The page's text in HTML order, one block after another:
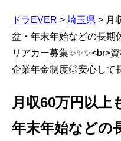
ドラEVER > 埼玉県 > 月
盆・年末年始などの長期
リアカー募集
企業年金制度◎安心して
月収60万円以上
年末年始などの